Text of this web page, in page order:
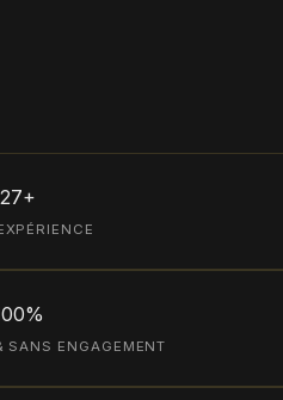
27+
SANS ENGAGEMENT